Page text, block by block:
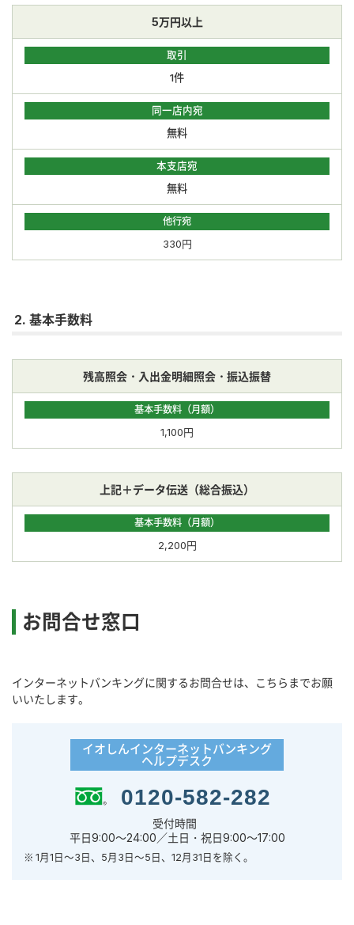
5万円以上
取引
1件
同一店内宛
無料
本支店宛
無料
他行宛
330円
2. 基本手数料
残高照会・入出金明細照会・振込振替
基本手数料（月額）
1,100円
上記＋データ伝送（総合振込）
基本手数料（月額）
2,200円
お問合せ窓口
インターネットバンキングに関するお問合せは、こちらまでお願
いいたします。
イオしんインターネットバンキング
ヘルプデスク
0120-582-282
受付時間
平日9:00～24:00／土日・祝日9:00～17:00
1月1日～3日、5月3日～5日、12月31日を除く。